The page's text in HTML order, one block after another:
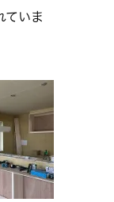
ていま